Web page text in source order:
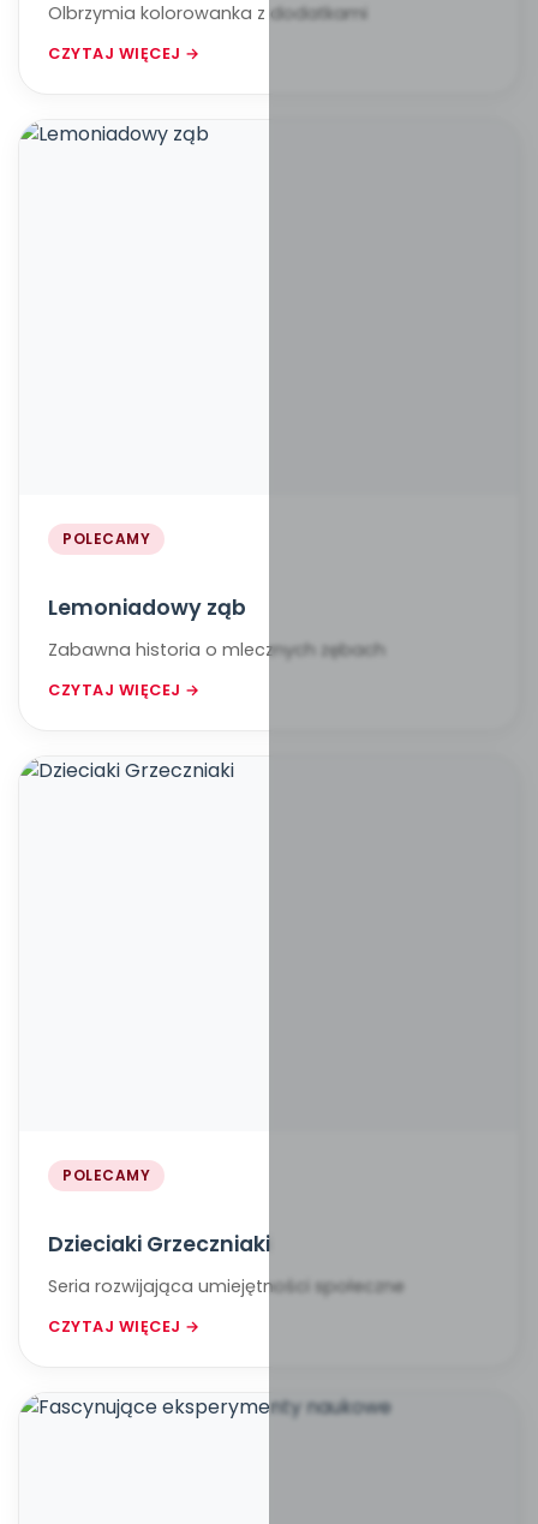
Olbrzymia kolorowanka z dodatkami
CZYTAJ WIĘCEJ →
POLECAMY
Lemoniadowy ząb
Zabawna historia o mlecznych zębach
CZYTAJ WIĘCEJ →
POLECAMY
Dzieciaki Grzeczniaki
Seria rozwijająca umiejętności społeczne
CZYTAJ WIĘCEJ →